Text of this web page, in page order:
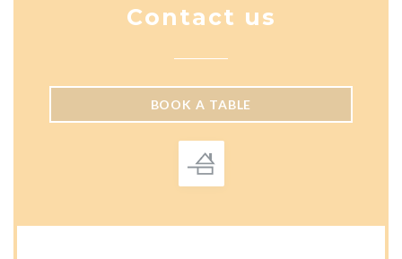
Contact us
BOOK A TABLE